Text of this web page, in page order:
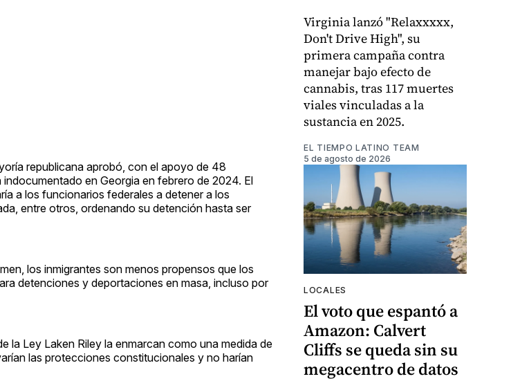
republicana aprobó, con el apoyo de 48
en Georgia en febrero de 2024. El
a los funcionarios federales a detener a los
entre otros, ordenando su detención hasta ser
los inmigrantes son menos propensos que los
detenciones y deportaciones en masa, incluso por
la Ley Laken Riley la enmarcan como una medida de
las protecciones constitucionales y no harían
Virginia lanzó "Relaxxxxx,
Don't Drive High", su
primera campaña contra
manejar bajo efecto de
cannabis, tras 117 muertes
viales vinculadas a la
sustancia en 2025.
EL TIEMPO LATINO TEAM
5 de agosto de 2026
LOCALES
El voto que espantó a
Amazon: Calvert
Cliffs se queda sin su
megacentro de datos